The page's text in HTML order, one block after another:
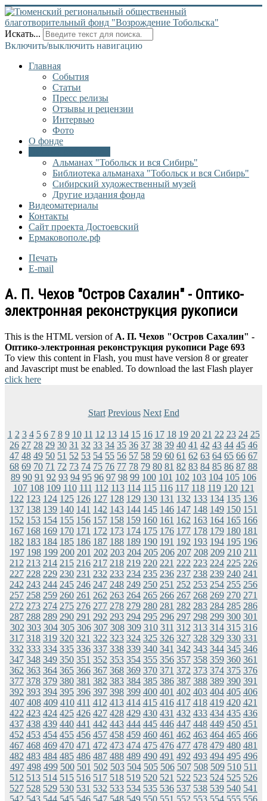
Искать...
Включить/выключить навигацию
Главная
События
Статьи
Пресс релизы
Отзывы и рецензии
Интервью
Фото
О фонде
Альманах "Тобольск и вся Сибирь"
Библиотека альманаха "Тобольск и вся Сибирь"
Сибирский художественный музей
Другие издания фонда
Видеоматериалы
Контакты
Сайт проекта Достоевский
Ермаковополе.рф
Печать
E-mail
А. П. Чехов "Остров Сахалин" - Оптико-
электронная реконструкция рукописи
This is the HTML version of А. П. Чехов "Остров Сахалин" -
Оптико-электронная реконструкция рукописи Page 693
To view this content in Flash, you must have version 8 or greater
and Javascript must be enabled. To download the last Flash player
click here
Start Previous Next End
1 2 3 4 5 6 7 8 9 10 11 12 13 14 15 16 17 18 19 20 21 22 23 24 25
26 27 28 29 30 31 32 33 34 35 36 37 38 39 40 41 42 43 44 45 46
47 48 49 50 51 52 53 54 55 56 57 58 59 60 61 62 63 64 65 66 67
68 69 70 71 72 73 74 75 76 77 78 79 80 81 82 83 84 85 86 87 88
89 90 91 92 93 94 95 96 97 98 99 100 101 102 103 104 105 106
107 108 109 110 111 112 113 114 115 116 117 118 119 120 121
122 123 124 125 126 127 128 129 130 131 132 133 134 135 136
137 138 139 140 141 142 143 144 145 146 147 148 149 150 151
152 153 154 155 156 157 158 159 160 161 162 163 164 165 166
167 168 169 170 171 172 173 174 175 176 177 178 179 180 181
182 183 184 185 186 187 188 189 190 191 192 193 194 195 196
197 198 199 200 201 202 203 204 205 206 207 208 209 210 211
212 213 214 215 216 217 218 219 220 221 222 223 224 225 226
227 228 229 230 231 232 233 234 235 236 237 238 239 240 241
242 243 244 245 246 247 248 249 250 251 252 253 254 255 256
257 258 259 260 261 262 263 264 265 266 267 268 269 270 271
272 273 274 275 276 277 278 279 280 281 282 283 284 285 286
287 288 289 290 291 292 293 294 295 296 297 298 299 300 301
302 303 304 305 306 307 308 309 310 311 312 313 314 315 316
317 318 319 320 321 322 323 324 325 326 327 328 329 330 331
332 333 334 335 336 337 338 339 340 341 342 343 344 345 346
347 348 349 350 351 352 353 354 355 356 357 358 359 360 361
362 363 364 365 366 367 368 369 370 371 372 373 374 375 376
377 378 379 380 381 382 383 384 385 386 387 388 389 390 391
392 393 394 395 396 397 398 399 400 401 402 403 404 405 406
407 408 409 410 411 412 413 414 415 416 417 418 419 420 421
422 423 424 425 426 427 428 429 430 431 432 433 434 435 436
437 438 439 440 441 442 443 444 445 446 447 448 449 450 451
452 453 454 455 456 457 458 459 460 461 462 463 464 465 466
467 468 469 470 471 472 473 474 475 476 477 478 479 480 481
482 483 484 485 486 487 488 489 490 491 492 493 494 495 496
497 498 499 500 501 502 503 504 505 506 507 508 509 510 511
512 513 514 515 516 517 518 519 520 521 522 523 524 525 526
527 528 529 530 531 532 533 534 535 536 537 538 539 540 541
542 543 544 545 546 547 548 549 550 551 552 553 554 555 556